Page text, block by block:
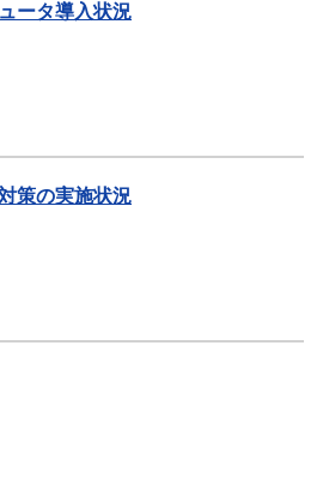
ータ導入状況
策の実施状況